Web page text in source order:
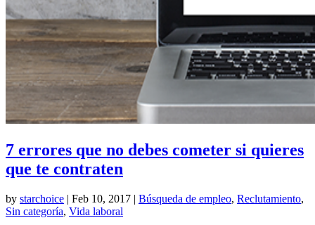
7 errores que no debes cometer si quieres
que te contraten
by starchoice | Feb 10, 2017 | Búsqueda de empleo, Reclutamiento,
Sin categoría, Vida laboral